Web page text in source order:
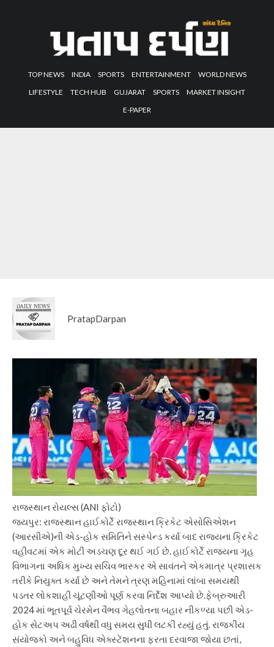
TOP NEWS INDIA SPORTS ENTERTAINMENT
WORLD NEWS
LIFESTYLE
TECH HUB GUJARAT SPORTS
MARKET INSIGHT
E-PAPER
PratapDarpan
રાજસ્થાન રોયલ્સ (ANI ફોટો)
જયપુર: રાજસ્થાન હાઈકોર્ટે રાજસ્થાન ક્રિકેટ એસોસિએશન
(આરસીએ)ની એડ-હોક સમિતિને સસ્પેન્ડ કર્યા બાદ રાજ્યના ક્રિકેટ
વહીવટમાં એક મોટી અડચણ દૂર થઈ ગઈ છે. હાઈકોર્ટે રાજ્યના ગૃહ
વિભાગના અધિક મુખ્ય સચિવ ભાસ્કર એ સાવંતને એકમાત્ર પ્રશાસક
તરીકે નિયુક્ત કર્યા છે અને તેમને ત્રણ મહિનામાં લાંબા સમયથી
પડતર લોકશાહી ચૂંટણીઓ પૂર્ણ કરવા નિર્દેશ આપ્યો છે.ફેબ્રુઆરી
2024 માં ભૂતપૂર્વ ચેરમેન વૈભવ ગેહલોતના બહાર નીકળ્યા પછી એડ-
હોક સેટઅપ અઢી વર્ષથી વધુ સમય સુધી લટકી રહ્યું હતું. રાજકીય
સંયોજકો અને બહુવિધ એક્સ્ટેંશનના ફરતા દરવાજા જોયા છતાં,